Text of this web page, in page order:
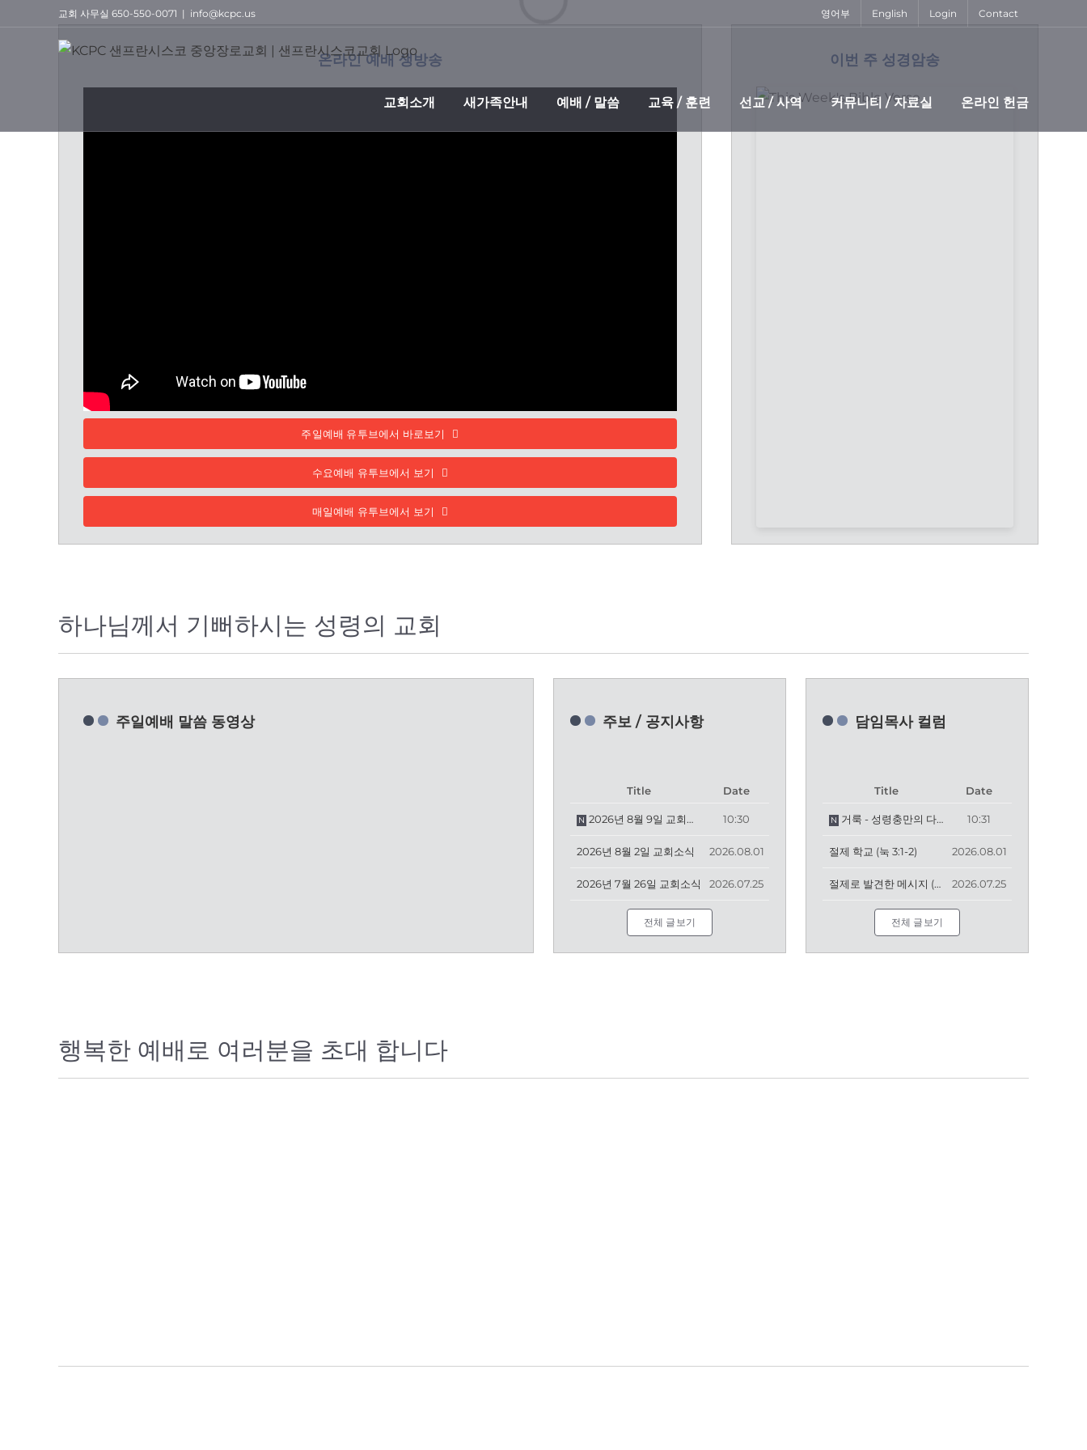
교회 사무실 650-550-0071 | info@kcpc.us 영어부 English Login Contact
교회소개 새가족안내 예배 / 말씀 교육 / 훈련 선교 / 사역 커뮤니티 / 자료실 온라인 헌금
온라인 예배 생방송
주일예배 유투브에서 바로보기
수요예배 유투브에서 보기
매일예배 유투브에서 보기
이번 주 성경암송
하나님께서 기뻐하시는 성령의 교회
주일예배 말씀 동영상 주보 / 공지사항
Title Date
N 2026년 8월 9일 교회소식 10:30
2026년 8월 2일 교회소식 2026.08.01
2026년 7월 26일 교회소식 2026.07.25
전체 글보기
담임목사 컬럼
Title Date
N 거룩 - 성령충만의 다른 이름 (사 6:1-11) 10:31
절제 학교 (눅 3:1-2) 2026.08.01
절제로 발견한 메시지 (출 2:11-22) 2026.07.25
전체 글보기
행복한 예배로 여러분을 초대 합니다